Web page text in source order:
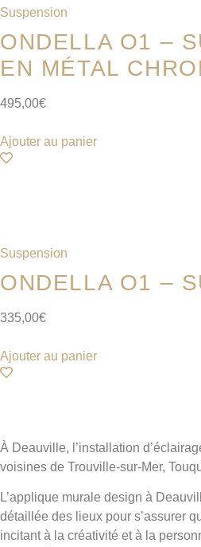
Suspension
ONDELLA O1 –
EN MÉTAL
495,00€
Ajouter au panier
Suspension
ONDELLA O1 –
335,00€
Ajouter au panier
À Deauville, l’installation
voisines de Trouville-sur-Mer,
L’applique murale design à
détaillée des lieux pour s’assurer
incitant à la créativité et à la